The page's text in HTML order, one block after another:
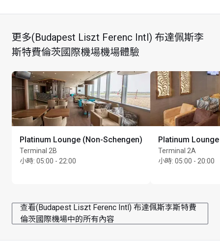
更多(Budapest Liszt Ferenc Intl) 布達佩斯李
斯特費倫茨國際機場機場體驗
Platinum Lounge (Non-Schengen)
Terminal 2B
小時: 05:00 - 22:00
Platinum
Terminal 2A
小時: 05:00 - 20:00
查看(Budapest Liszt Ferenc Intl) 布達佩斯李斯特費
倫茨國際機場中的所有內容